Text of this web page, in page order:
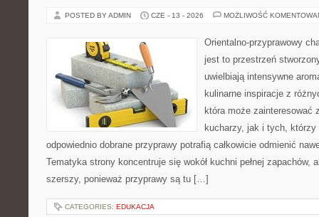
POSTED BY ADMIN CZE - 13 - 2026 MOŻLIWOŚĆ
Orientalno-przyprawowy
jest to przestrzeń
uwielbiają intensywne
kulinarne inspiracje z
która może zainteresować
kucharzy, jak i tych, którzy
odpowiednio dobrane przyprawy potrafią całkowicie odmienić
Tematyka strony koncentruje się wokół kuchni pełnej zapachów,
szerszy, ponieważ przyprawy są tu […]
CATEGORIES: EDUKACJA